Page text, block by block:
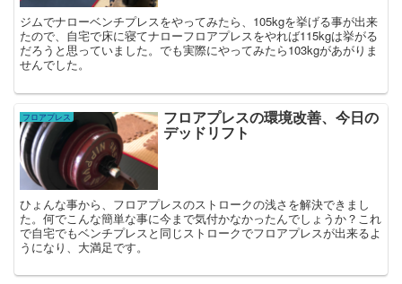
ジムでナローベンチプレスをやってみたら、105kgを挙げる事が出来
たので、自宅で床に寝てナローフロアプレスをやれば115kgは挙がる
だろうと思っていました。でも実際にやってみたら103kgがあがりま
せんでした。
フロアプレス フロアプレスの環境改善、今日の
デッドリフト
ひょんな事から、フロアプレスのストロークの浅さを解決できまし
た。何でこんな簡単な事に今まで気付かなかったんでしょうか？これ
で自宅でもベンチプレスと同じストロークでフロアプレスが出来るよ
うになり、大満足です。